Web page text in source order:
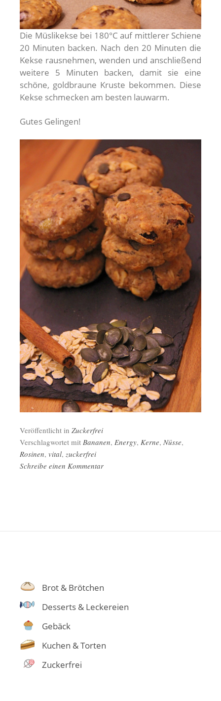
Die Müslikekse bei 180°C auf mittlerer Schiene
20 Minuten backen. Nach den 20 Minuten die
Kekse rausnehmen, wenden und anschließend
weitere 5 Minuten backen, damit sie eine
schöne, goldbraune Kruste bekommen. Diese
Kekse schmecken am besten lauwarm.
Gutes Gelingen!
Veröffentlicht in Zuckerfrei
Verschlagwortet mit Bananen, Energy, Kerne, Nüsse,
Rosinen, vital, zuckerfrei
Schreibe einen Kommentar
Brot & Brötchen
Desserts & Leckereien
Gebäck
Kuchen & Torten
Zuckerfrei